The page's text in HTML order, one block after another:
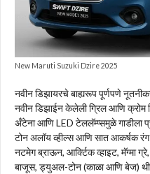
New Maruti Suzuki Dzire 2025
नवीन डिझायरचे बाह्यरूप पूर्णपणे
नवीन डिझाईन केलेली ग्रिल आणि
अँटेना आणि LED टेललॅम्प्समुळे गाडीला
टोन अलॉय व्हील्स आणि सात आकर्षक
नटमेग ब्राऊन, आर्क्टिक व्हाइट, मॅग्मा
बाजूस, ड्युअल-टोन (काळा आणि बेज)